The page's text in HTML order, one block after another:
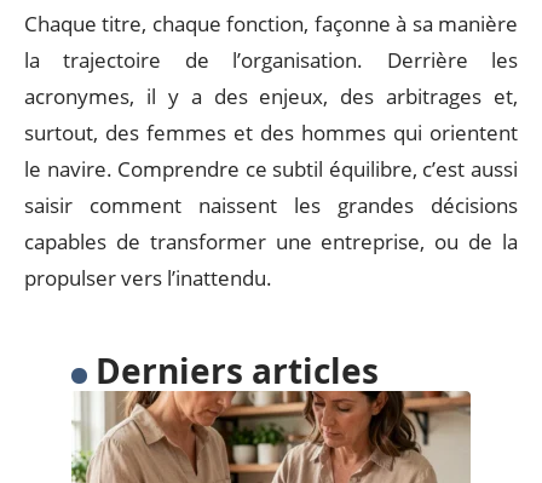
Chaque titre, chaque fonction, façonne à sa manière
la trajectoire de l’organisation. Derrière les
acronymes, il y a des enjeux, des arbitrages et,
surtout, des femmes et des hommes qui orientent
le navire. Comprendre ce subtil équilibre, c’est aussi
saisir comment naissent les grandes décisions
capables de transformer une entreprise, ou de la
propulser vers l’inattendu.
Derniers articles